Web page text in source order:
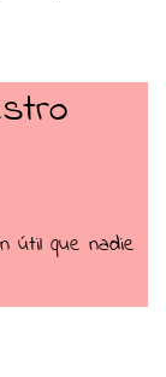
útil que nadie